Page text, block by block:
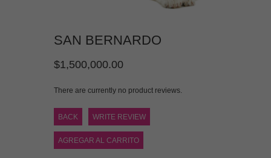
SAN BERNARDO
$1,500,000.00
There are currently no product reviews.
BACK WRITE REVIEW
AGREGAR AL CARRITO